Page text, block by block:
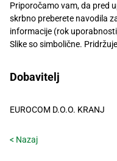
Priporočamo vam, da pred
skrbno preberete navodila
informacije (rok
Slike so simbolične.
Dobavitelj
EUROCOM D.O.O. KRANJ
< Nazaj